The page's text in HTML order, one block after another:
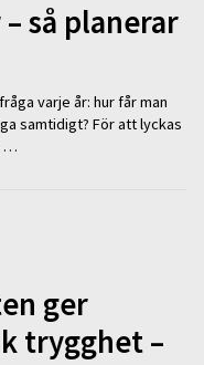
så planerar
varje år: hur får man
samtidigt? För att lyckas
…
ger
trygghet –